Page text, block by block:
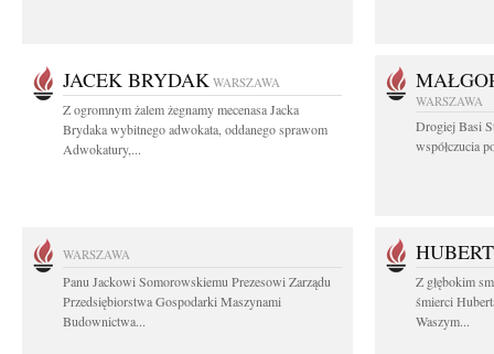
JACEK BRYDAK WARSZAWA
Z ogromnym żalem żegnamy mecenasa Jacka
Brydaka wybitnego adwokata, oddanego sprawom
Adwokatury,...
WARSZAWA
Drogiej Basi
współczucia
WARSZAWA
Panu Jackowi Somorowskiemu Prezesowi Zarządu
Przedsiębiorstwa Gospodarki Maszynami
Budownictwa...
Z głębokim
śmierci
Waszym...